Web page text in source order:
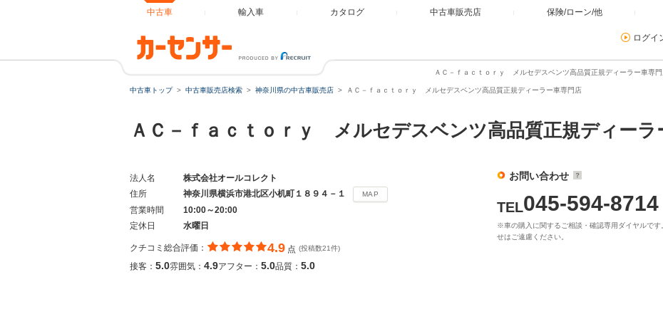
中古車 輸入車 カタログ 中古車販売店 保険/ローン/他
ログイ
ＡＣ－ｆａｃｔｏｒｙ メルセデスベンツ高品質正規ディーラー車専門
中古車トップ 中古車販売店検索 神奈川県の中古車販売店 ＡＣ－ｆａｃｔｏｒｙ メルセデスベンツ高品質正規ディーラー車専門店
ＡＣ－ｆａｃｔｏｒｙ メルセデスベンツ高品質正規ディー
法人名
株式会社オールコレクト
住所
神奈川県横浜市港北区小机町１８９４－１ MAP
営業時間
10:00～20:00
定休日
水曜日
クチコミ総合評価： 4.9 点 (投稿数21件)
接客： 5.0雰囲気： 4.9アフター： 5.0品質： 5.0
お問い合わせ
TEL045-594-8714
※車の購入に関するご相談・確認専用ダイヤルです
せはご遠慮ください。